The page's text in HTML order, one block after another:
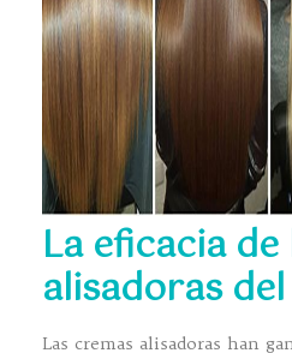
La eficacia
alisadoras
Las cremas alisadoras han